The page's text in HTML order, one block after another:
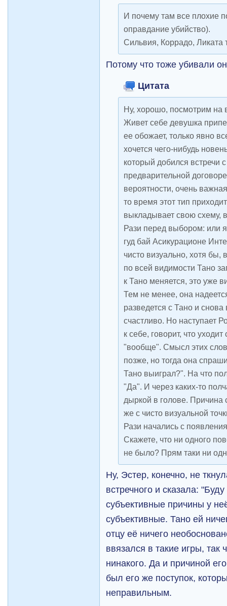
И почему там все плохие
оправдание убийство).
Сильвия, Коррадо, Ликата
Потому что тоже убивали
Цитата
Ну, хорошо, посмотрим на
Живет себе девушка
ее обожает, только явно
хочется чего-нибудь
который добился встречи
предварительной
вероятности, очень
то время этот тип
выкладывает свою схему,
Рази перед выбором: или
гуд бай Асикурационе
чисто визуально, хотя бы,
по всей видимости Тано
к Тано меняется, это уже
Тем не менее, она
разведется с Тано и снова
счастливо. Но наступает
к себе, говорит, что
"вообще". Смысл этих
позже, но тогда она
Тано выиграл?". На что
"Да". И через каких-то
дыркой в голове. Причина
же с чисто визуальной
Рази начались с
Скажете, что ни одного
не было? Прям таки ни
Ну, Эстер, конечно, не
встречного и сказала:
субъективные причины у
субъективные. Тано ей
отцу её ничего
ввязался в такие игры, так
нинакого. Да и причиной
был его же поступок,
неправильным.